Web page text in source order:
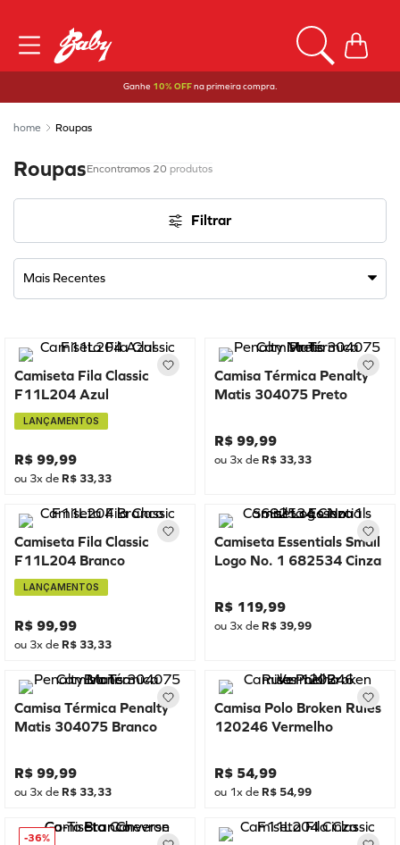
Ganhe 10% OFFna primeira compra.
Roupas
Roupas 20 produtos
Filtrar
Mais Recentes
Camiseta Fila Classic
F11L204 Azul
LANÇAMENTOS
R$ 99,99
ou 3x de R$ 33,33
Camisa Térmica Penalty
Matis 304075 Preto
R$ 99,99
ou 3x de R$ 33,33
Camiseta Fila Classic
F11L204 Branco
LANÇAMENTOS
R$ 99,99
ou 3x de R$ 33,33
Camiseta Essentials Small
Logo No. 1 682534 Cinza
R$ 119,99
ou 3x de R$ 39,99
Camisa Térmica Penalty
Matis 304075 Branco
R$ 99,99
ou 3x de R$ 33,33
Camisa Polo Broken Rules
120246 Vermelho
R$ 54,99
ou 1x de R$ 54,99
-36%